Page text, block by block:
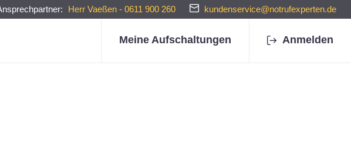
Herr Vaeßen - 0611 900 260 kundenservice@notrufexperten.de
Meine Aufschaltungen Anmelden